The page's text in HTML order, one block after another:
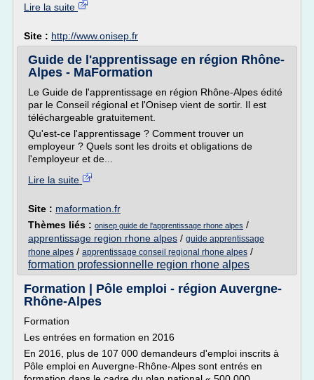
Lire la suite
Site : http://www.onisep.fr
Guide de l'apprentissage en région Rhône-
Alpes - MaFormation
Le Guide de l'apprentissage en région Rhône-Alpes édité
par le Conseil régional et l'Onisep vient de sortir. Il est
téléchargeable gratuitement.
Qu'est-ce l'apprentissage ? Comment trouver un
employeur ? Quels sont les droits et obligations de
l'employeur et de...
Lire la suite
Site : maformation.fr
Thèmes liés : onisep guide de l'apprentissage rhone alpes /
apprentissage region rhone alpes / guide apprentissage
rhone alpes / apprentissage conseil regional rhone alpes /
formation professionnelle region rhone alpes
Formation | Pôle emploi - région Auvergne-
Rhône-Alpes
Formation
Les entrées en formation en 2016
En 2016, plus de 107 000 demandeurs d'emploi inscrits à
Pôle emploi en Auvergne-Rhône-Alpes sont entrés en